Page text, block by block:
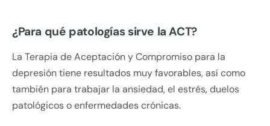
¿Para qué patologías sirve la ACT?
La Terapia de Aceptación y Compromiso para la
depresión tiene resultados muy favorables, así como
también para trabajar la ansiedad, el estrés, duelos
patológicos o enfermedades crónicas.